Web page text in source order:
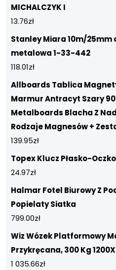
MICHALCZYK I
13.76zł
Stanley Miara 10m/25mm
metalowa 1-33-442
118.01zł
Allboards Tablica
Marmur Antracyt Szary
Metalboards Blacha Z
Rodzaje Magnesów +
139.95zł
Topex Klucz Płasko-
24.97zł
Halmar Fotel Biurowy Z
Popielaty Siatka
799.00zł
Wiz Wózek Platformowy
Przykręcana, 300 Kg
1 035.66zł